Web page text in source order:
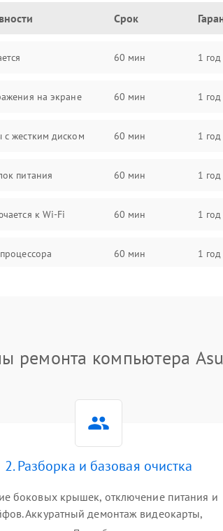
Срок
60 мин 1 год
на экране 60 мин 1 год
жестким диском 60 мин 1 год
питания 60 мин 1 год
к Wi-Fi 60 мин 1 год
60 мин 1 год
работе оперативной
USB-порт 60 мин
ремонта компьютера
2. Разборка и базовая очистка
боковых крышек, отключение питания и
Аккуратный демонтаж видеокарты,